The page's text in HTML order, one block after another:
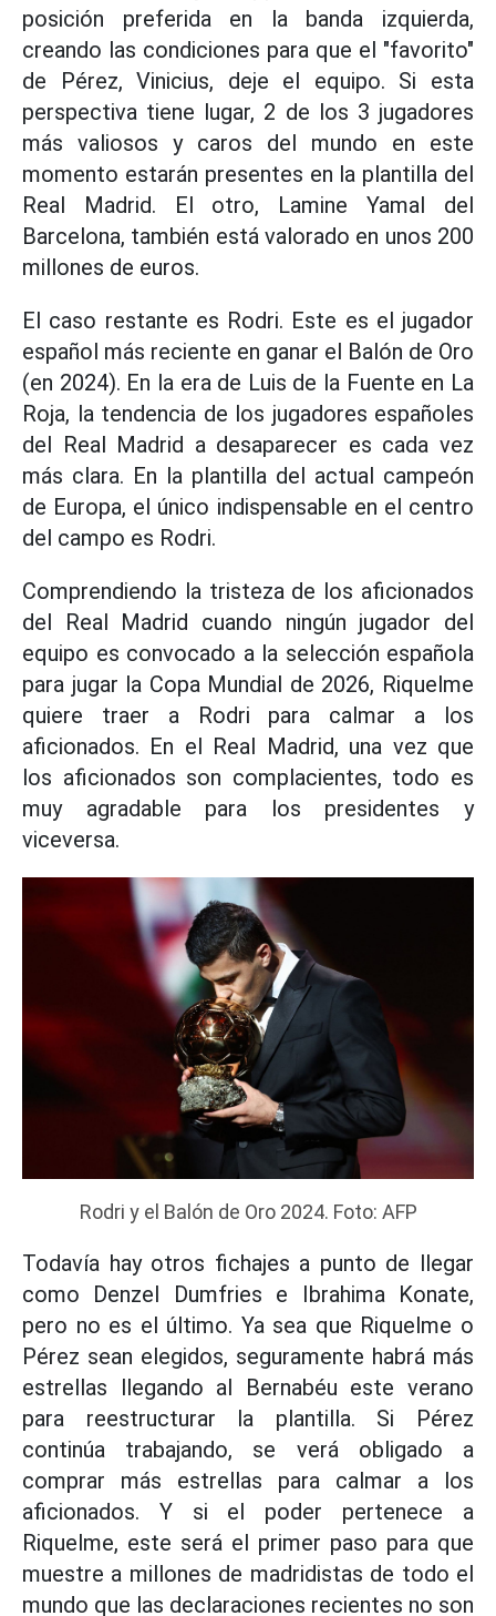
posición preferida en la banda izquierda,
creando las condiciones para que el "favorito"
de Pérez, Vinicius, deje el equipo. Si esta
perspectiva tiene lugar, 2 de los 3 jugadores
más valiosos y caros del mundo en este
momento estarán presentes en la plantilla del
Real Madrid. El otro, Lamine Yamal del
Barcelona, también está valorado en unos 200
millones de euros.
El caso restante es Rodri. Este es el jugador
español más reciente en ganar el Balón de Oro
(en 2024). En la era de Luis de la Fuente en La
Roja, la tendencia de los jugadores españoles
del Real Madrid a desaparecer es cada vez
más clara. En la plantilla del actual campeón
de Europa, el único indispensable en el centro
del campo es Rodri.
Comprendiendo la tristeza de los aficionados
del Real Madrid cuando ningún jugador del
equipo es convocado a la selección española
para jugar la Copa Mundial de 2026, Riquelme
quiere traer a Rodri para calmar a los
aficionados. En el Real Madrid, una vez que
los aficionados son complacientes, todo es
muy agradable para los presidentes y
viceversa.
Rodri y el Balón de Oro 2024. Foto: AFP
Todavía hay otros fichajes a punto de llegar
como Denzel Dumfries e Ibrahima Konate,
pero no es el último. Ya sea que Riquelme o
Pérez sean elegidos, seguramente habrá más
estrellas llegando al Bernabéu este verano
para reestructurar la plantilla. Si Pérez
continúa trabajando, se verá obligado a
comprar más estrellas para calmar a los
aficionados. Y si el poder pertenece a
Riquelme, este será el primer paso para que
muestre a millones de madridistas de todo el
mundo que las declaraciones recientes no son